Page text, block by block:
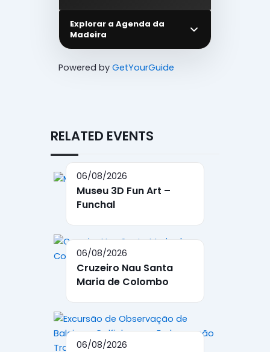
Explorar a Agenda da
Madeira
Powered by GetYourGuide
RELATED EVENTS
06/08/2026
Museu 3D Fun Art –
Funchal
06/08/2026
Cruzeiro Nau Santa
Maria de Colombo
06/08/2026